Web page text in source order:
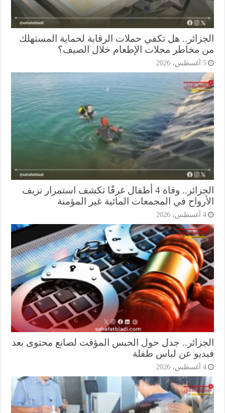
هل تكفي حملات الرقابة لحماية المستهلك
مخاطر محلات الإطعام خلال الصيف؟
الجزائر.. وفاة 4 أطفال غرقًا تكشف استمرار نزيف
في المجمعات المائية غير المؤمنة
جدل حول الحبس المؤقت لصانع محتوى بعد
عن لباس طفلة